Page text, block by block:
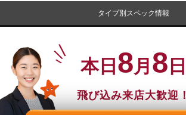
タイプ別スペック情報
本日 8月 8 日
飛び込み来店大歓迎！